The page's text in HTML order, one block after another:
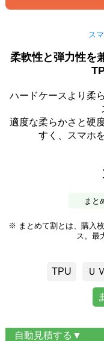
ス
柔軟性と弾力性を
ハードケースより柔
適度な柔らかさと硬
すく、スマホ
まと
※ まとめて割とは、購入
ス。最
TPU Ｕ
自動見積する▼